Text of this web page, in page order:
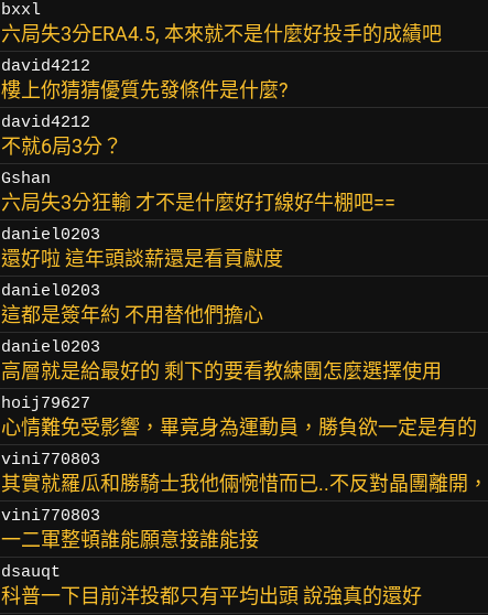
bxxl
六局失3分ERA4.5, 本來就不是什麼好投手的成績吧
david4212
樓上你猜猜優質先發條件是什麼?
david4212
不就6局3分？
Gshan
六局失3分狂輸 才不是什麼好打線好牛棚吧==
daniel0203
還好啦 這年頭談薪還是看貢獻度
daniel0203
這都是簽年約 不用替他們擔心
daniel0203
高層就是給最好的 剩下的要看教練團怎麼選擇使用
hoij79627
心情難免受影響，畢竟身為運動員，勝負欲一定是有的
vini770803
其實就羅瓜和勝騎士我他倆惋惜而已..不反對晶團離開，
vini770803
一二軍整頓誰能願意接誰能接
dsauqt
科普一下目前洋投都只有平均出頭 說強真的還好